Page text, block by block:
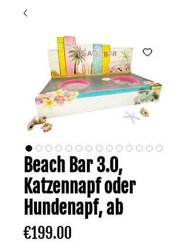
Beach Bar 3.0,
Katzennapf oder
Hundenapf, ab
€199.00